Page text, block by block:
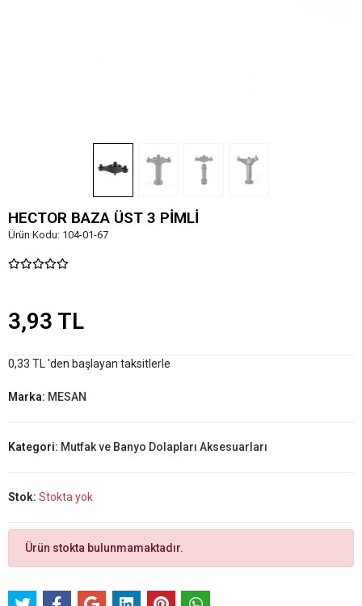
HECTOR BAZA ÜST 3 PİMLİ
Ürün Kodu: 104-01-67
3,93 TL
0,33 TL 'den başlayan taksitlerle
Marka: MESAN
Kategori: Mutfak ve Banyo Dolapları Aksesuarları
Stok: Stokta yok
Ürün stokta bulunmamaktadır.